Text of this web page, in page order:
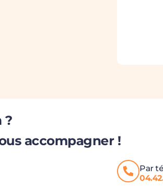
?
accompagner !
Par